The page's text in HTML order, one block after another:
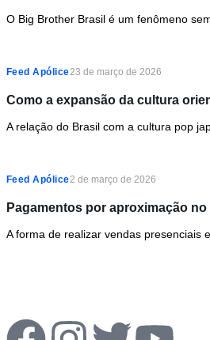
O Big Brother Brasil é um fenômeno
Feed Apólice23 de março de 2026
Como a expansão da cultura
A relação do Brasil com a cultura pop
Feed Apólice2 de março de 2026
Pagamentos por aproximação
A forma de realizar vendas presenciais